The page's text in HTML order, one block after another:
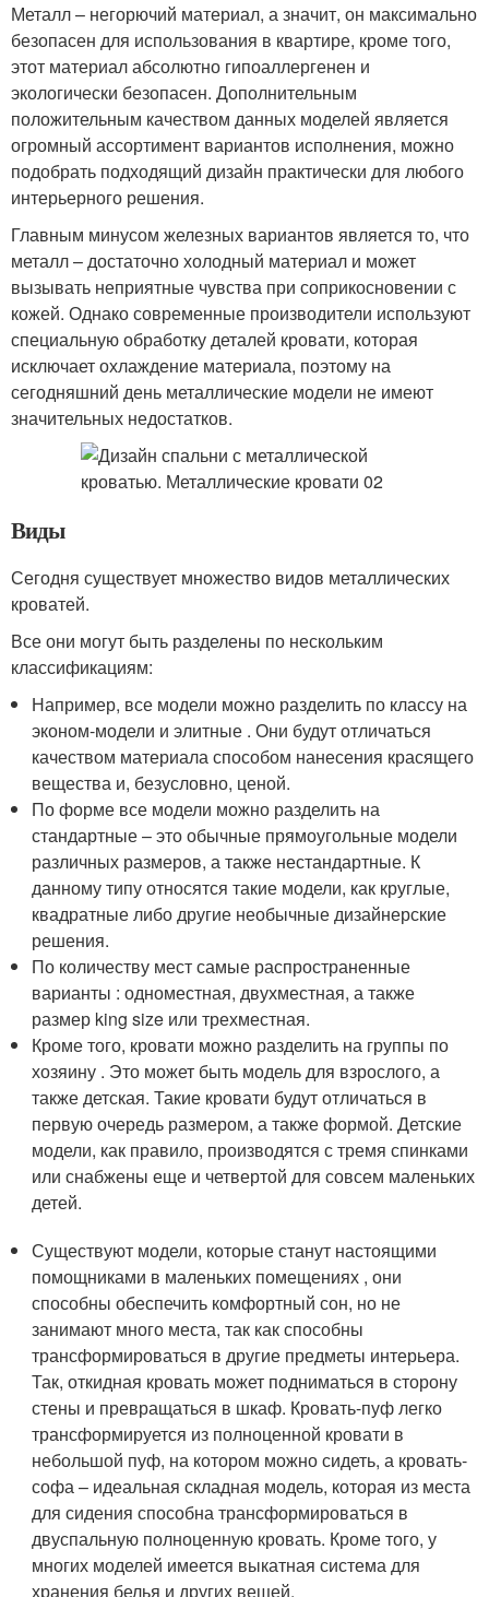
Металл – негорючий материал, а значит, он максимально
безопасен для использования в квартире, кроме того,
этот материал абсолютно гипоаллергенен и
экологически безопасен. Дополнительным
положительным качеством данных моделей является
огромный ассортимент вариантов исполнения, можно
подобрать подходящий дизайн практически для любого
интерьерного решения.
Главным минусом железных вариантов является то, что
металл – достаточно холодный материал и может
вызывать неприятные чувства при соприкосновении с
кожей. Однако современные производители используют
специальную обработку деталей кровати, которая
исключает охлаждение материала, поэтому на
сегодняшний день металлические модели не имеют
значительных недостатков.
Виды
Сегодня существует множество видов металлических
кроватей.
Все они могут быть разделены по нескольким
классификациям:
Например, все модели можно разделить по классу на
эконом-модели и элитные . Они будут отличаться
качеством материала способом нанесения красящего
вещества и, безусловно, ценой.
По форме все модели можно разделить на
стандартные – это обычные прямоугольные модели
различных размеров, а также нестандартные. К
данному типу относятся такие модели, как круглые,
квадратные либо другие необычные дизайнерские
решения.
По количеству мест самые распространенные
варианты : одноместная, двухместная, а также
размер king size или трехместная.
Кроме того, кровати можно разделить на группы по
хозяину . Это может быть модель для взрослого, а
также детская. Такие кровати будут отличаться в
первую очередь размером, а также формой. Детские
модели, как правило, производятся с тремя спинками
или снабжены еще и четвертой для совсем маленьких
детей.
Существуют модели, которые станут настоящими
помощниками в маленьких помещениях , они
способны обеспечить комфортный сон, но не
занимают много места, так как способны
трансформироваться в другие предметы интерьера.
Так, откидная кровать может подниматься в сторону
стены и превращаться в шкаф. Кровать-пуф легко
трансформируется из полноценной кровати в
небольшой пуф, на котором можно сидеть, а кровать-
софа – идеальная складная модель, которая из места
для сидения способна трансформироваться в
двуспальную полноценную кровать. Кроме того, у
многих моделей имеется выкатная система для
хранения белья и других вещей.